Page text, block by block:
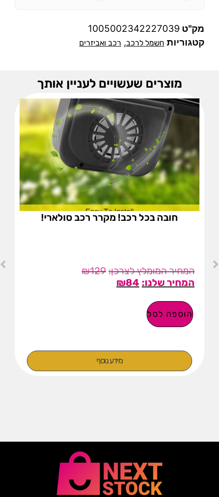
מק"ט 1005002342227039
קטגוריות חשמל לרכב, רכב ואביזרים
מוצרים שעשויים לעניין אותך
חובה בכל רכב! מקרר רכב סולארי!
₪129
₪84
הוספה לסל
מידע נוסף